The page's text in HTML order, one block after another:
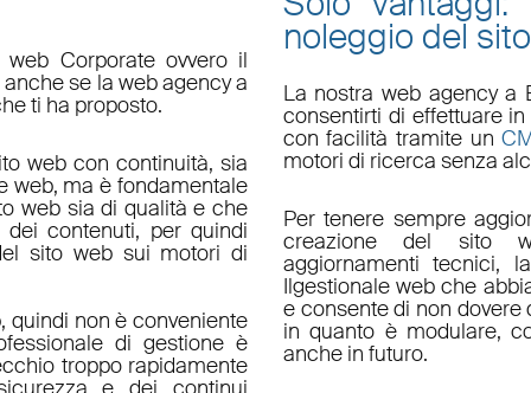
Corporate ovvero il
se la web agency a
ti ha proposto.
web con continuità, sia
web, ma è fondamentale
web sia di qualità e che
contenuti, per quindi
sito web sui motori di
quindi non è conveniente
di gestione è
troppo rapidamente
noleggio del
La nostraweb agency a
consentirti di effettuare
con facilità tramite un
motori di ricerca senza
Per tenere sempre
creazione del sito
aggiornamenti tecnici,
Ilgestionale webche
e consente di non
in quanto è modulare,
anche in futuro.